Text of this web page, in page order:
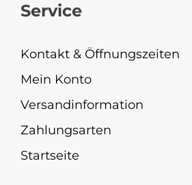
Service
Kontakt & Öffnungszeiten
Mein Konto
Versandinformation
Zahlungsarten
Startseite